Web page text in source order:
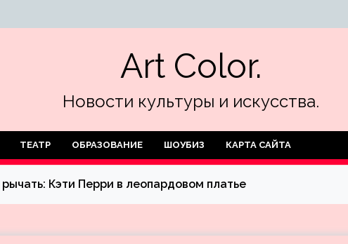
Art Color.
Новости культуры и искусства.
ТЕАТР ОБРАЗОВАНИЕ ШОУБИЗ КАРТА САЙТА
Кэти Перри в леопардовом платье